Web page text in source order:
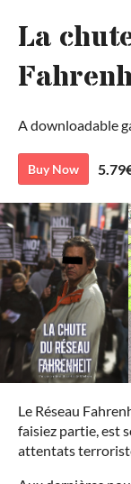
La
A downloadable
Buy Now
Le Réseau
faisiez partie, est
attentats